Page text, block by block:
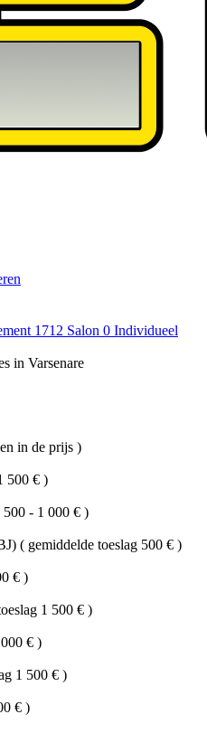
1712 Salon 0 Individueel
in Varsenare
in de prijs )
500 € )
500 - 1 000 € )
( gemiddelde toeslag 500 € )
€ )
1 500 € )
€ )
1 500 € )
€ )